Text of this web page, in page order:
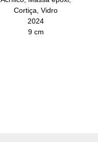
Cortiça, Vidro
2024
9 cm